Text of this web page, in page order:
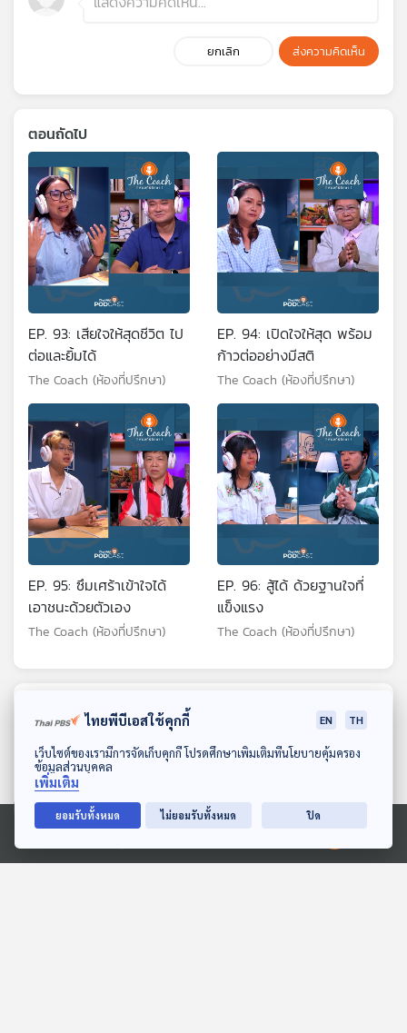
ดาวน์โหลด Thai PBS Podcast Application
Ⓒ 2020 องค์การกระจายเสียงและแพร่ภาพสาธารณะแห่งประเทศไทย
ยกเลิก ส่งความคิดเห็น
ตอนถัดไป
EP. 93: เสียใจให้สุดชีวิต ไป
ต่อและยิ้มได้
The Coach (ห้องที่ปรึกษา)
EP. 94: เปิดใจให้สุด พร้อม
ก้าวต่ออย่างมีสติ
The Coach (ห้องที่ปรึกษา)
EP. 95: ซึมเศร้าเข้าใจได้
เอาชนะด้วยตัวเอง
The Coach (ห้องที่ปรึกษา)
EP. 96: สู้ได้ ด้วยฐานใจที่
แข็งแรง
The Coach (ห้องที่ปรึกษา)
ตอนที่เกี่ยวข้อง
ไทยพีบีเอสใช้คุกกี้ EN TH
เว็บไซต์ของเรามีการจัดเก็บคุกกี้ โปรดศึกษาเพิ่มเติมที่นโยบายคุ้มครอง
ข้อมูลส่วนบุคคล
เพิ่มเติม
ยอมรับทั้งหมด ไม่ยอมรับทั้งหมด ปิด